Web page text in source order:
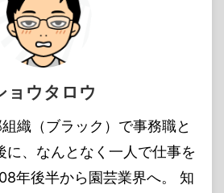
ョウタロウ
織（ブラック）で事務職と
に、なんとなく一人で仕事を
年後半から園芸業界へ。 知